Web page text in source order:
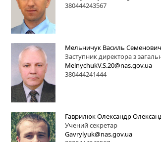
380444243567
Мельничук Василь Семенович
Заступник директора з
MelnychukV.S.20@nas.gov.ua
380444241444
Гаврилюк Олександр
Учений секретар
Gavrylyuk@nas.gov.ua